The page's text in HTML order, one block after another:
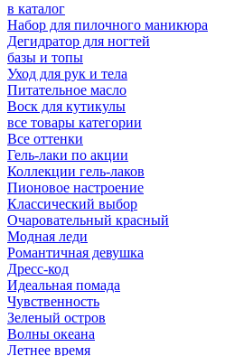
в каталог
Набор для пилочного маникюра
Дегидратор для ногтей
базы и топы
Уход для рук и тела
Питательное масло
Воск для кутикулы
все товары категории
Все оттенки
Гель-лаки по акции
Коллекции гель-лаков
Пионовое настроение
Классический выбор
Очаровательный красный
Модная леди
Романтичная девушка
Дресс-код
Идеальная помада
Чувственность
Зеленый остров
Волны океана
Летнее время